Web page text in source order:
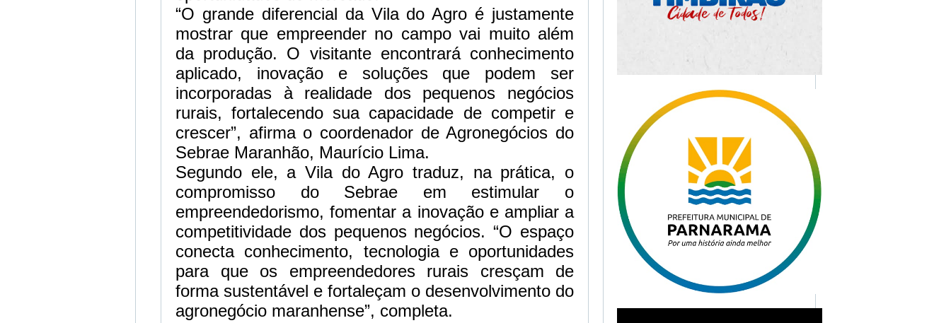
“O grande diferencial da Vila do Agro é justamente
mostrar que empreender no campo vai muito além
da produção. O visitante encontrará conhecimento
aplicado, inovação e soluções que podem ser
incorporadas à realidade dos pequenos negócios
rurais, fortalecendo sua capacidade de competir e
crescer”, afirma o coordenador de Agronegócios do
Sebrae Maranhão, Maurício Lima.
Segundo ele, a Vila do Agro traduz, na prática, o
compromisso do Sebrae em estimular o
empreendedorismo, fomentar a inovação e ampliar a
competitividade dos pequenos negócios. “O espaço
conecta conhecimento, tecnologia e oportunidades
para que os empreendedores rurais cresçam de
forma sustentável e fortaleçam o desenvolvimento do
agronegócio maranhense”, completa.